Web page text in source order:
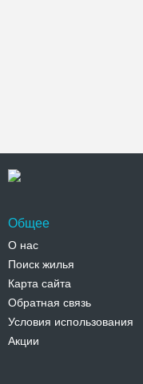
Общее
О нас
Поиск жилья
Карта сайта
Обратная связь
Условия использования
Акции